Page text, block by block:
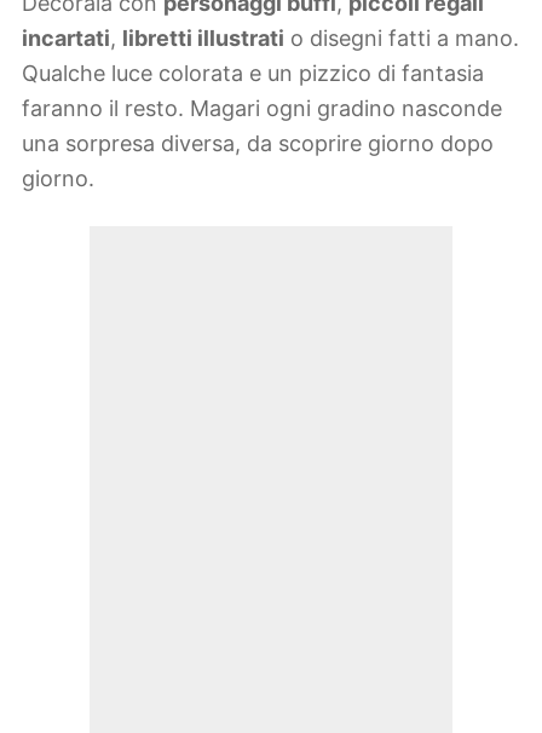
incartati, libretti illustrati o disegni fatti a mano.
Qualche luce colorata e un pizzico di fantasia
faranno il resto. Magari ogni gradino nasconde
una sorpresa diversa, da scoprire giorno dopo
giorno.